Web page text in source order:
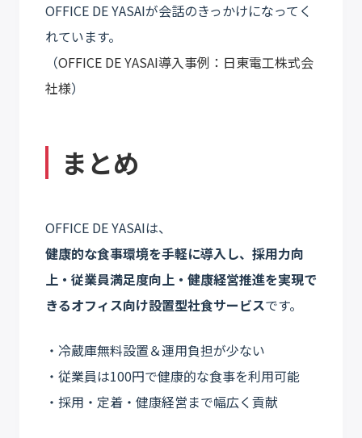
OFFICE DE YASAIが会話のきっかけになってく
れています。
（OFFICE DE YASAI導入事例：日東電工株式会
社様）
まとめ
OFFICE DE YASAIは、
健康的な食事環境を手軽に導入し、採用力向
上・従業員満足度向上・健康経営推進を実現で
きるオフィス向け設置型社食サービスです。
・冷蔵庫無料設置＆運用負担が少ない
・従業員は100円で健康的な食事を利用可能
・採用・定着・健康経営まで幅広く貢献